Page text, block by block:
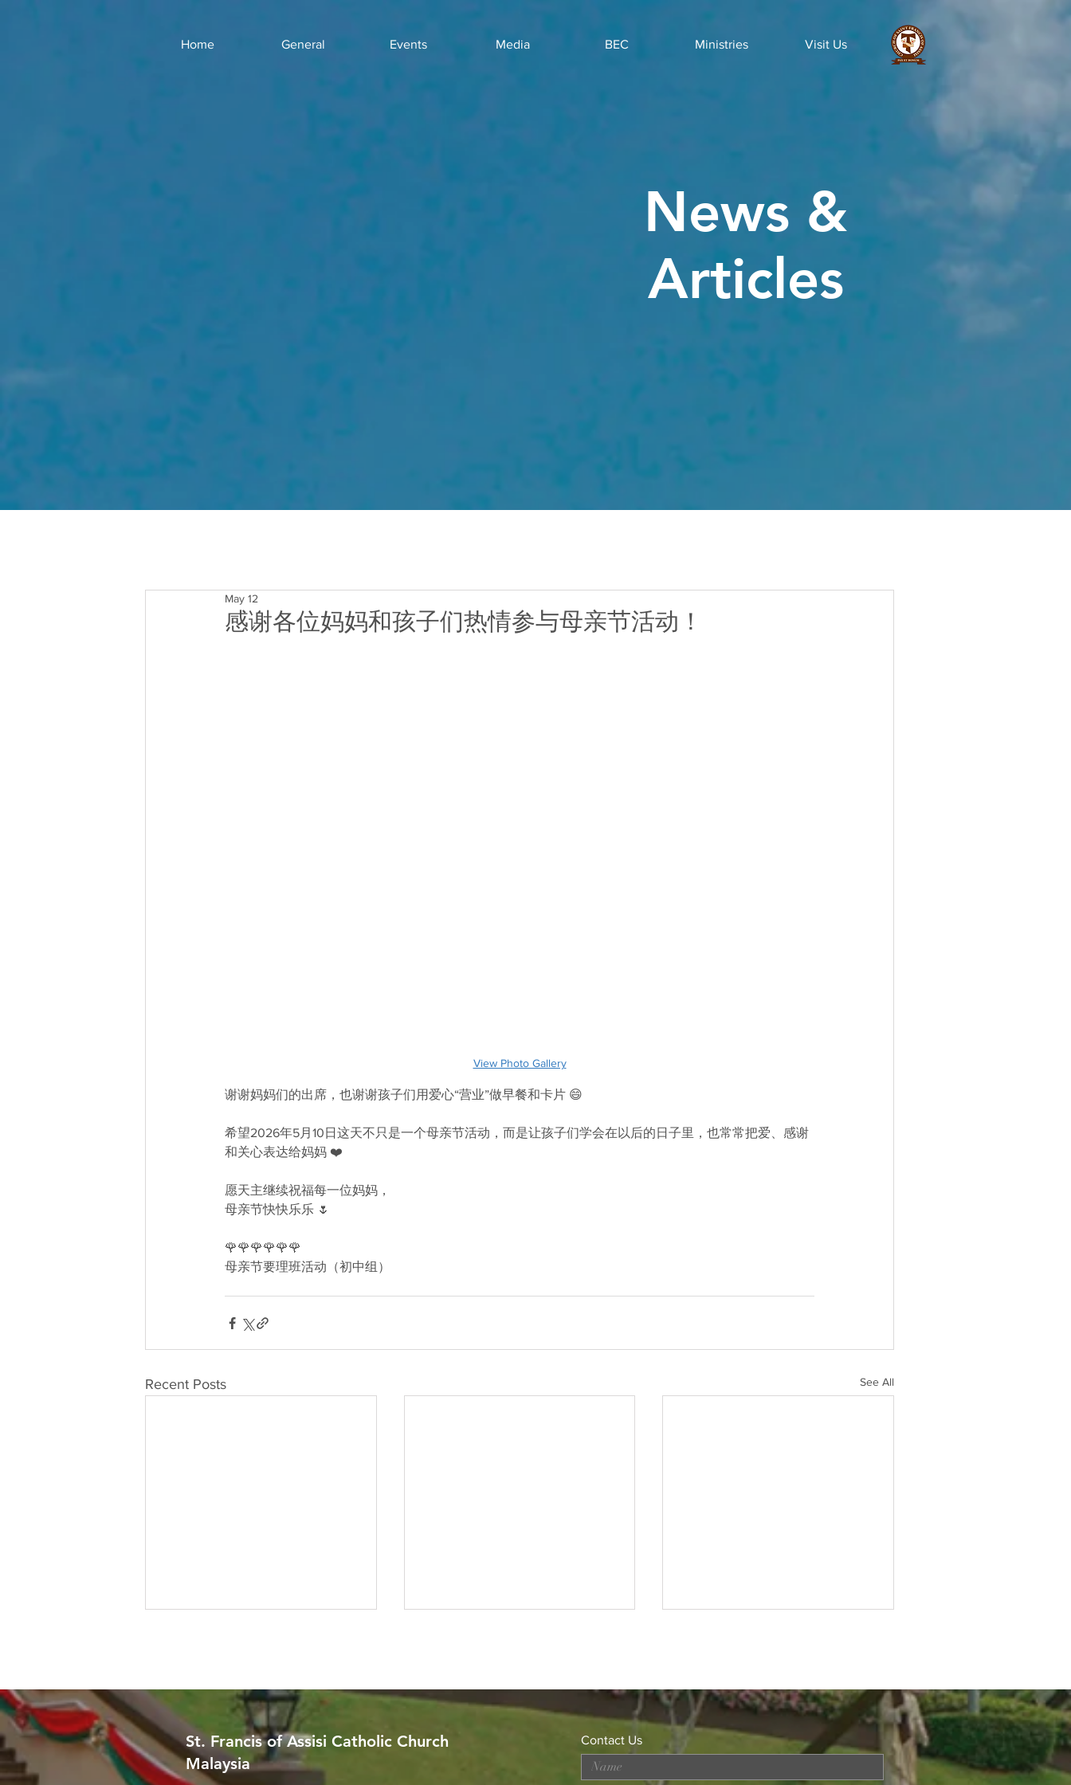
Home General Events Media BEC Ministries Visit Us
News &
Articles
感谢各位妈妈和孩子们热情参与母亲节活动！
May 12
View Photo Gallery
谢谢妈妈们的出席，也谢谢孩子们用爱心“营业”做早餐和卡片 😄
希望2026年5月10日这天不只是一个母亲节活动，而是让孩子们学会在以后的日子里，也常常把爱、感谢
和关心表达给妈妈 ❤️
愿天主继续祝福每一位妈妈，
母亲节快快乐乐 🌷
🌹🌹🌹🌹🌹🌹
母亲节要理班活动（初中组）
Recent Posts See All
Worried About Memory
Celebrating the Sacerdotal
St. Francis of Assisi Catholic Church
Malaysia
Contact Us